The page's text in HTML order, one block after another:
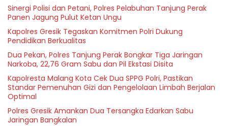
Sinergi Polisi dan Petani, Polres Pelabuhan Tanjung Perak
Panen Jagung Pulut Ketan Ungu
Kapolres Gresik Tegaskan Komitmen Polri Dukung
Pendidikan Berkualitas
Dua Pekan, Polres Tanjung Perak Bongkar Tiga Jaringan
Narkoba, 22,76 Gram Sabu dan Pil Ekstasi Disita
Kapolresta Malang Kota Cek Dua SPPG Polri, Pastikan
Standar Pemenuhan Gizi dan Pengelolaan Limbah Berjalan
Optimal
Polres Gresik Amankan Dua Tersangka Edarkan Sabu
Jaringan Bangkalan